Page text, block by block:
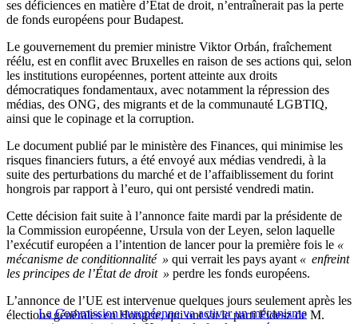
ses déficiences en matière d’État de droit, n’entraînerait pas la perte
de fonds européens pour Budapest.
Le gouvernement du premier ministre Viktor Orbán, fraîchement
réélu, est en conflit avec Bruxelles en raison de ses actions qui, selon
les institutions européennes, portent atteinte aux droits
démocratiques fondamentaux, avec notamment la répression des
médias, des ONG, des migrants et de la communauté LGBTIQ,
ainsi que le copinage et la corruption.
Le document publié par le ministère des Finances, qui minimise les
risques financiers futurs, a été envoyé aux médias vendredi, à la
suite des perturbations du marché et de l’affaiblissement du forint
hongrois par rapport à l’euro, qui ont persisté vendredi matin.
Cette décision fait suite à l’annonce faite mardi par la présidente de
la Commission européenne, Ursula von der Leyen, selon laquelle
l’exécutif européen a l’intention de lancer pour la première fois le «
mécanisme de conditionnalité » qui verrait les pays ayant « enfreint
les principes de l’État de droit » perdre les fonds européens.
La Commission européenne va activer un mécanisme
L’annonce de l’UE est intervenue quelques jours seulement après les
élections générales en Hongrie, qui ont vu le parti Fidesz de M.